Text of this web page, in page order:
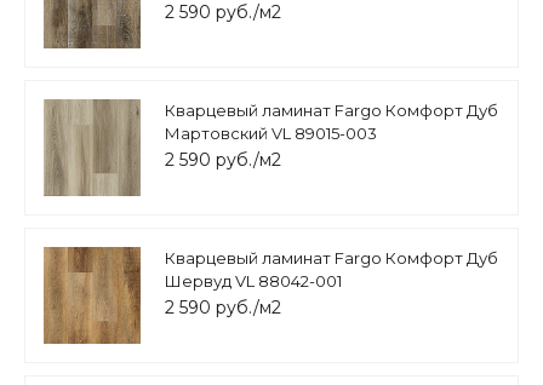
2 590 руб./м2
Кварцевый ламинат Fargo Комфорт Дуб
Мартовский VL 89015-003
2 590 руб./м2
Кварцевый ламинат Fargo Комфорт Дуб
Шервуд VL 88042-001
2 590 руб./м2